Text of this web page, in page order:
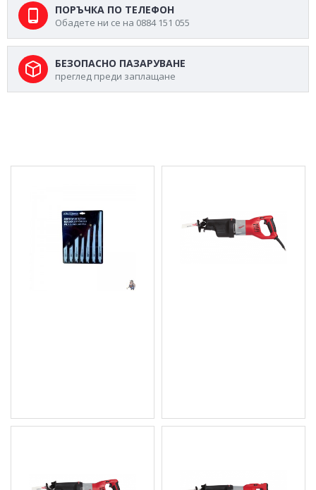
ПОРЪЧКА ПО ТЕЛЕФОН
Обадете ни се на 0884 151 055
БЕЗОПАСНО ПАЗАРУВАНЕ
преглед преди заплащане